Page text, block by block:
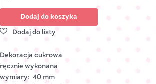
Dodaj do koszyka
Dekoracja cukrowa
ręcznie wykonana
wymiary: 40 mm